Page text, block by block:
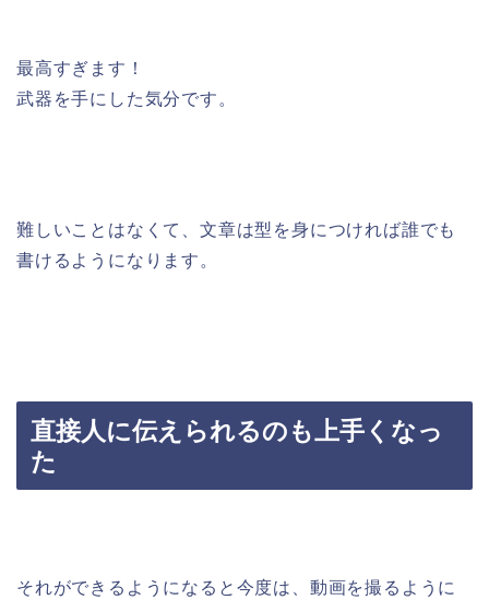
最高すぎます！
武器を手にした気分です。
難しいことはなくて、文章は型を身につければ誰でも
書けるようになります。
直接人に伝えられるのも上手くなっ
た
それができるようになると今度は、動画を撮るように